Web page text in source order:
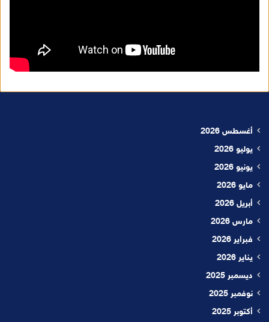
أغسطس 2026
يوليو 2026
يونيو 2026
مايو 2026
أبريل 2026
مارس 2026
فبراير 2026
يناير 2026
ديسمبر 2025
نوفمبر 2025
أكتوبر 2025